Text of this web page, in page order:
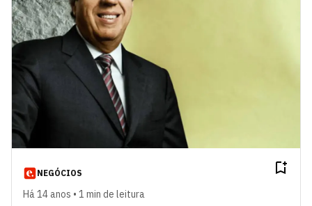
NEGÓCIOS
Há 14 anos • 1 min de leitura